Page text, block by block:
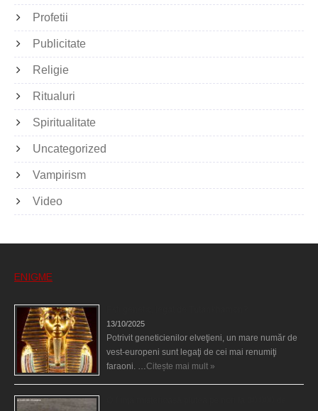
Profetii
Publicitate
Religie
Ritualuri
Spiritualitate
Uncategorized
Vampirism
Video
ENIGME
13/10/2025
Potrivit geneticienilor elveţieni, un mare număr de
vest-europeni sunt legaţi de cei mai renumiţi
faraoni. …Citește mai mult »